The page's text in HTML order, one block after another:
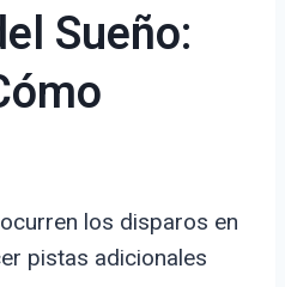
Sueño:
los disparos en
pistas adicionales